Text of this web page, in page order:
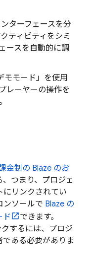
ターフェースを分
ティビティをシミ
ースを自動的に調
モモード」を使用
レーヤーの操作を
金制の Blaze のお
つまり、プロジェ
にリンクされてい
ンソールで Blaze の
ド
できます。
するには、プロジ
ある必要がありま